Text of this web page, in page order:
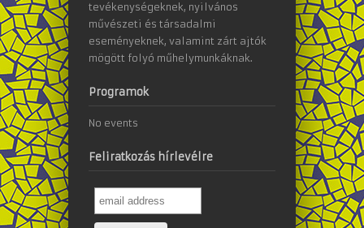
tevékenységeknek, nyilvános
művészeti és társadalmi
eseményeknek, valamint zárt ajtók
mögött folyó műhelymunkáknak.
Programok
No events
Feliratkozás hírlevélre